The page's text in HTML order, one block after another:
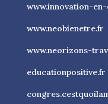
www.innovation-
www.neobienetre.fr
www.neorizons-
educationpositive.fr